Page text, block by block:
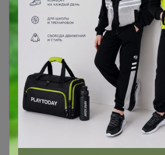
Чтобы ответить или
необходимо
Это займет меньше
Войти